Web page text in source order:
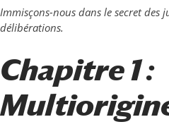
Immisçons-nous dans le secret des
délibérations.
Chapitre 1 :